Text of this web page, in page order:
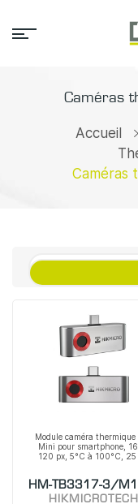
Caméras
Accueil
Caméras
Module caméra thermique
Mini pour smartphone,
120 px, 5°C à 100°C, 25
HIKMICROTECH